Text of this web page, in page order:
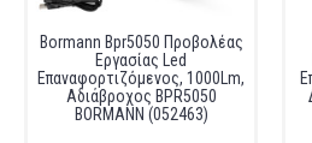
Bormann Bpr5050 Προβολέας
Εργασίας Led
Επαναφορτιζόμενος, 1000Lm,
Αδιάβροχος BPR5050
BORMANN (052463)